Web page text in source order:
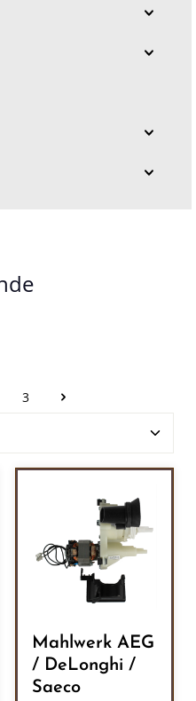
Seite
3
Mahlwerk AEG
/ DeLonghi /
Saeco